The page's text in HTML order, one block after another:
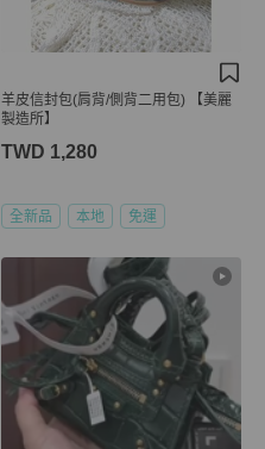
羊皮信封包(肩背/側背二用包) 【美麗
製造所】
TWD 1,280
全新品 本地 免運